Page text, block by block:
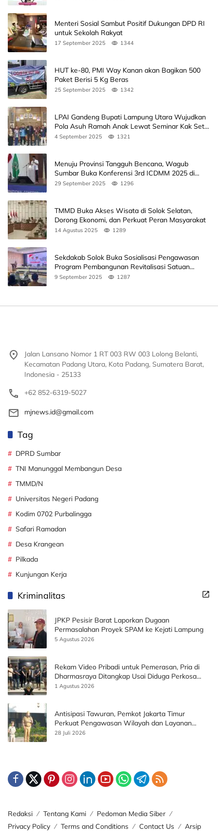
Menteri Sosial Sambut Positif Dukungan DPD RI
untuk Sekolah Rakyat
17 September 2025 1344
HUT ke-80, PMI Way Kanan akan Bagikan 500
Paket Berisi 5 Kg Beras
25 September 2025 1342
LPAI Gandeng Bupati Lampung Utara Wujudkan
Pola Asuh Ramah Anak Lewat Seminar Kak Seto,
Ini Jadwalnya
4 September 2025 1321
Menuju Provinsi Tangguh Bencana, Wagub
Sumbar Buka Konferensi 3rd ICDMM 2025 di
Unand
29 September 2025 1296
TMMD Buka Akses Wisata di Solok Selatan,
Dorong Ekonomi, dan Perkuat Peran Masyarakat
14 Agustus 2025 1289
Sekdakab Solok Buka Sosialisasi Pengawasan
Program Pembangunan Revitalisasi Satuan
Pendidikan
9 September 2025 1287
Jalan Lansano Nomor 1 RT 003 RW 003 Lolong Belanti,
Kecamatan Padang Utara, Kota Padang, Sumatera Barat,
Indonesia - 25133
+62 852-6319-5027
mjnews.id@gmail.com
Tag
DPRD Sumbar
TNI Manunggal Membangun Desa
TMMD/N
Universitas Negeri Padang
Kodim 0702 Purbalingga
Safari Ramadan
Desa Krangean
Pilkada
Kunjungan Kerja
Kriminalitas
JPKP Pesisir Barat Laporkan Dugaan
Permasalahan Proyek SPAM ke Kejati Lampung
5 Agustus 2026
Rekam Video Pribadi untuk Pemerasan, Pria di
Dharmasraya Ditangkap Usai Diduga Perkosa
Korban
1 Agustus 2026
Antisipasi Tawuran, Pemkot Jakarta Timur
Perkuat Pengawasan Wilayah dan Layanan
Publik
28 Juli 2026
Redaksi Tentang Kami
Pedoman Media Siber
Privacy Policy
Terms and Conditions Contact Us
Arsip